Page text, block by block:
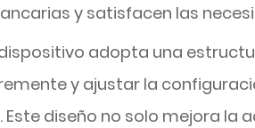
y satisfacen las
adopta una
y ajustar la
Este diseño no solo mejora la